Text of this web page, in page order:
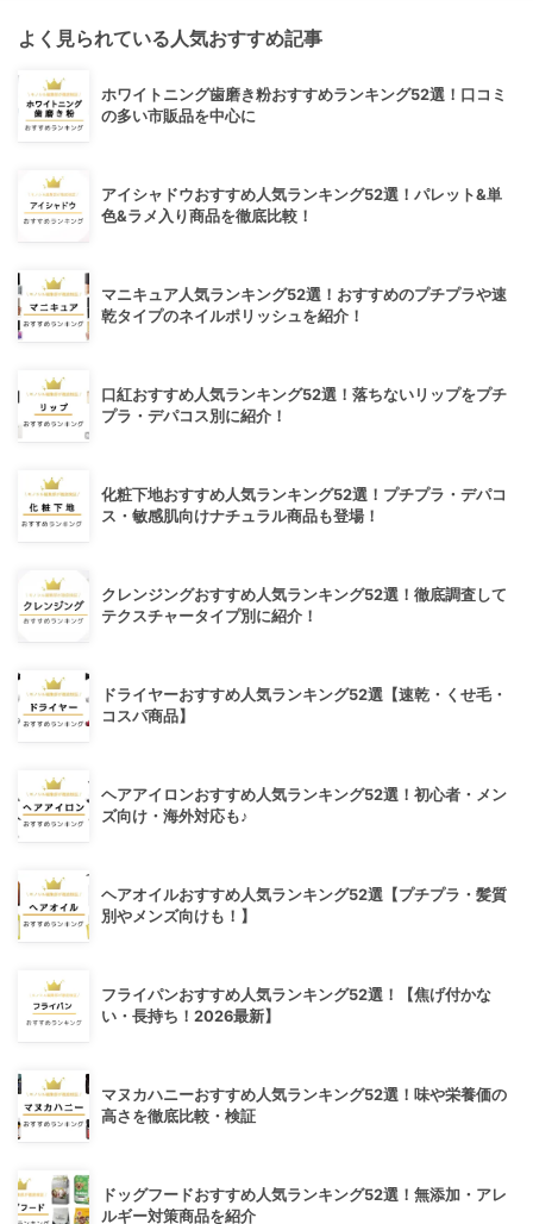
よく見られている人気おすすめ記事
ホワイトニング歯磨き粉おすすめランキング52選！口コミ
の多い市販品を中心に
アイシャドウおすすめ人気ランキング52選！パレット&単
色&ラメ入り商品を徹底比較！
マニキュア人気ランキング52選！おすすめのプチプラや速
乾タイプのネイルポリッシュを紹介！
口紅おすすめ人気ランキング52選！落ちないリップをプチ
プラ・デパコス別に紹介！
化粧下地おすすめ人気ランキング52選！プチプラ・デパコ
ス・敏感肌向けナチュラル商品も登場！
クレンジングおすすめ人気ランキング52選！徹底調査して
テクスチャータイプ別に紹介！
ドライヤーおすすめ人気ランキング52選【速乾・くせ毛・
コスパ商品】
ヘアアイロンおすすめ人気ランキング52選！初心者・メン
ズ向け・海外対応も♪
ヘアオイルおすすめ人気ランキング52選【プチプラ・髪質
別やメンズ向けも！】
フライパンおすすめ人気ランキング52選！【焦げ付かな
い・長持ち！2026最新】
マヌカハニーおすすめ人気ランキング52選！味や栄養価の
高さを徹底比較・検証
ドッグフードおすすめ人気ランキング52選！無添加・アレ
ルギー対策商品を紹介